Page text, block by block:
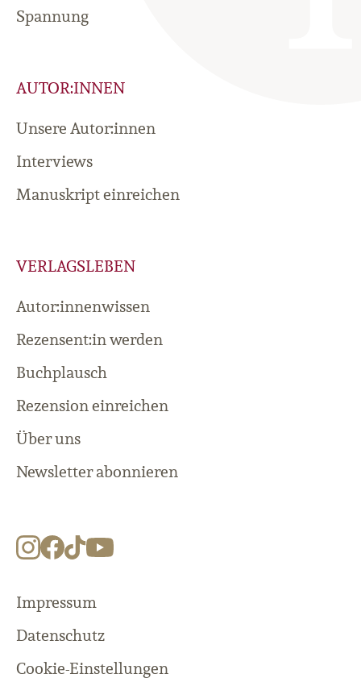
Spannung
AUTOR:INNEN
Unsere Autor:innen
Interviews
Manuskript einreichen
VERLAGSLEBEN
Autor:innenwissen
Rezensent:in werden
Buchplausch
Rezension einreichen
Über uns
Newsletter abonnieren
Impressum
Datenschutz
Cookie-Einstellungen